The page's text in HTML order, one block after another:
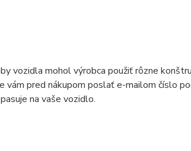
vozidla mohol výrobca použiť rôzne
pred nákupom poslať e-mailom číslo
na vaše vozidlo.